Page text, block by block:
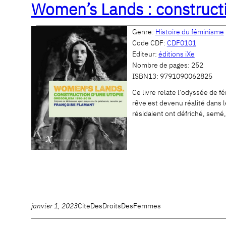
Women’s Lands :
Genre: Histoire du féminisme
Code CDF: CDF0101
Editeur: éditions iXe
Nombre de pages: 252
ISBN13: 9791090062825
Ce livre relate l’odyssée de
rêve est devenu réalité dans
résidaient ont défriché,
janvier 1, 2023CiteDesDroitsDesFemmes